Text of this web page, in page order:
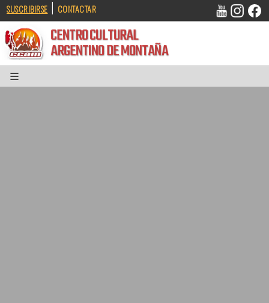
SUSCRIBIRSE | CONTACTAR
CENTRO CULTURAL
ARGENTINO DE MONTAÑA